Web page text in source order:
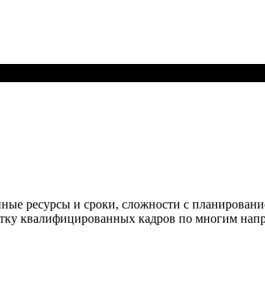
ресурсы и сроки, сложности с
квалифицированных кадров по многим